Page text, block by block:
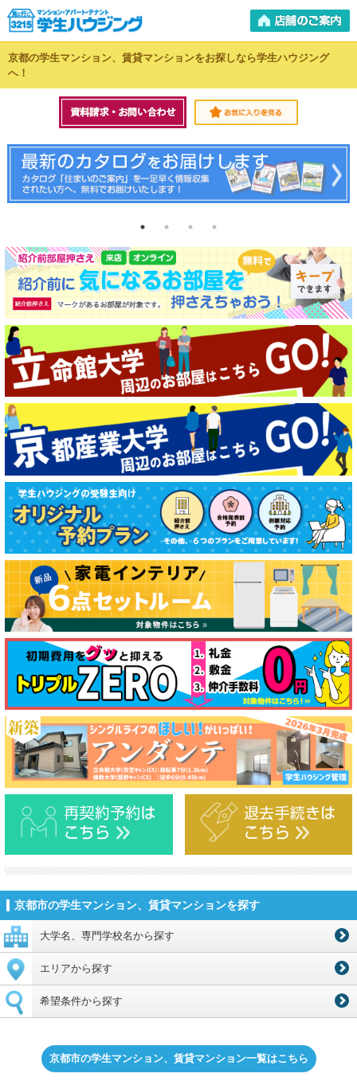
京都の学生マンション、賃貸マンションをお探しなら学生ハウジング
へ！
京都市の学生マンション、賃貸マンションを探す
大学名、専門学校名から探す
エリアから探す
希望条件から探す
京都市の学生マンション、賃貸マンション一覧はこちら